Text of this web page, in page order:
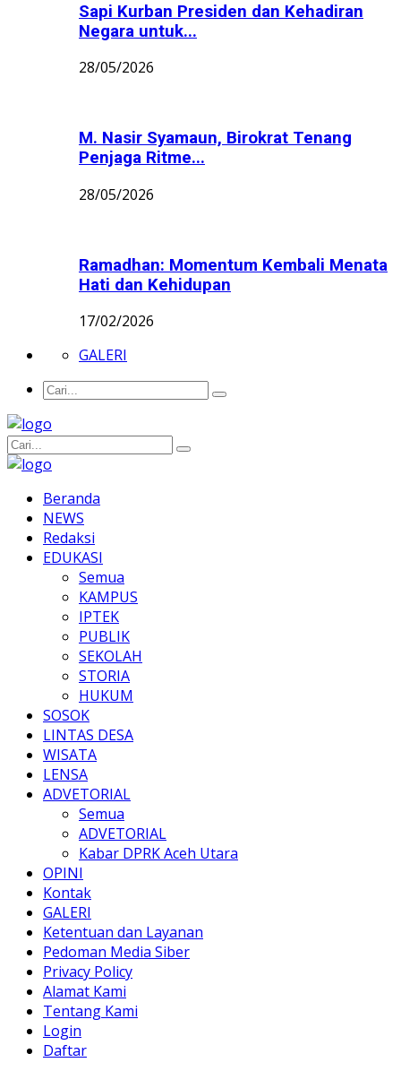
Sapi Kurban Presiden dan Kehadiran
Negara untuk...
28/05/2026
M. Nasir Syamaun, Birokrat Tenang
Penjaga Ritme...
28/05/2026
Ramadhan: Momentum Kembali Menata
Hati dan Kehidupan
17/02/2026
GALERI
Beranda
NEWS
Redaksi
EDUKASI
Semua
KAMPUS
IPTEK
PUBLIK
SEKOLAH
STORIA
HUKUM
SOSOK
LINTAS DESA
WISATA
LENSA
ADVETORIAL
Semua
ADVETORIAL
Kabar DPRK Aceh Utara
OPINI
Kontak
GALERI
Ketentuan dan Layanan
Pedoman Media Siber
Privacy Policy
Alamat Kami
Tentang Kami
Login
Daftar